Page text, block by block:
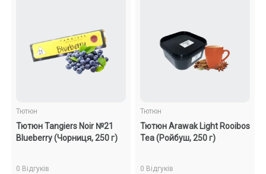
Тютюн
Тютюн Tangiers Noir №21
Blueberry (Чорниця, 250 г)
0 Відгуків
Тютюн
Тютюн Arawak Light Rooibos
Tea (Ройбуш, 250 г)
0 Відгуків